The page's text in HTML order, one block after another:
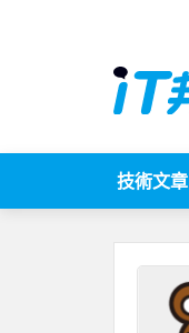
技術文章